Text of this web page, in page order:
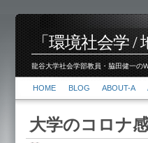
「環境社会学 /
龍谷大学社会学部教員・脇田健一
HOME BLOG ABOUT-A
大学のコロナ